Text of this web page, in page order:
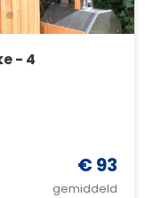
- 4
€ 93
gemiddeld